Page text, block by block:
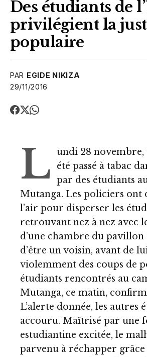
Des étudiants de
privilégient la
populaire
PAR EGIDE NIKIZA
29/11/2016
L undi 28 novembre,
été passé à tabac
par des étudiants
Mutanga. Les policiers ont
l’air pour disperser les
retrouvant nez à nez avec
d’une chambre du
d’être un voisin, avant de
violemment des coups de
étudiants rencontrés au
Mutanga, ce matin,
L’alerte donnée, les autres
accouru. Maîtrisé par une
estudiantine excitée, le
parvenu à réchapper grâce